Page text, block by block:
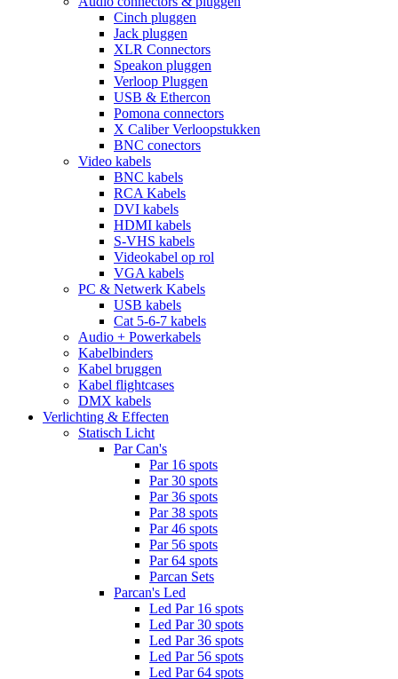
Cinch pluggen
Jack pluggen
XLR Connectors
Speakon pluggen
Verloop Pluggen
USB & Ethercon
Pomona connectors
X Caliber Verloopstukken
BNC conectors
Video kabels
BNC kabels
RCA Kabels
DVI kabels
HDMI kabels
S-VHS kabels
Videokabel op rol
VGA kabels
PC & Netwerk Kabels
USB kabels
Cat 5-6-7 kabels
Audio + Powerkabels
Kabelbinders
Kabel bruggen
Kabel flightcases
DMX kabels
Verlichting & Effecten
Statisch Licht
Par Can's
Par 16 spots
Par 30 spots
Par 36 spots
Par 38 spots
Par 46 spots
Par 56 spots
Par 64 spots
Parcan Sets
Parcan's Led
Led Par 16 spots
Led Par 30 spots
Led Par 36 spots
Led Par 56 spots
Led Par 64 spots